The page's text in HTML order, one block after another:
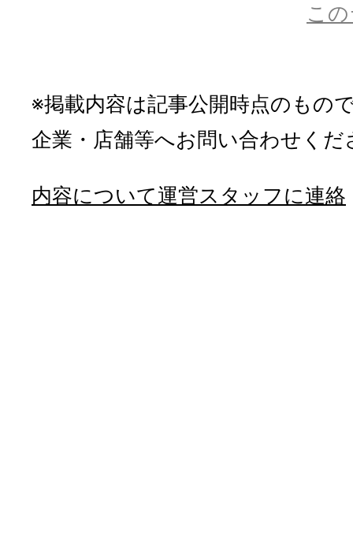
こ
※掲載内容は記事公開時点のもの
企業・店舗等へお問い合わせくだ
内容について運営スタッフに連絡